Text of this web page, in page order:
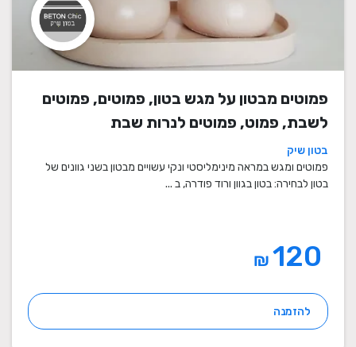
פמוטים מבטון על מגש בטון, פמוטים, פמוטים
לשבת, פמוט, פמוטים לנרות שבת
בטון שיק
פמוטים ומגש במראה מינימליסטי ונקי עשויים מבטון בשני גוונים של
בטון לבחירה: בטון בגוון ורוד פודרה, ב ...
₪
להזמנה